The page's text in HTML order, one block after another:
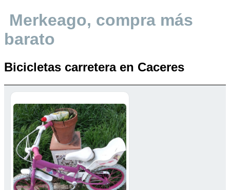
Merkeago, compra más
barato
Bicicletas carretera en Caceres